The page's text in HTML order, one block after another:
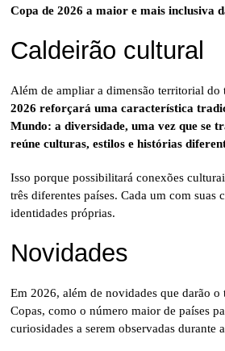
Copa de 2026 a maior e mais inclusiva
Caldeirão cultural
Além de ampliar a dimensão territorial
2026 reforçará uma característica
Mundo: a diversidade, uma vez que se
reúne culturas, estilos e histórias
Isso porque possibilitará conexões
três diferentes países. Cada um com suas
identidades próprias.
Novidades
Em 2026, além de novidades que darão o
Copas, como o número maior de países
curiosidades a serem observadas durante